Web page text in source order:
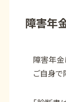
障害年
障害年金
ご自身で